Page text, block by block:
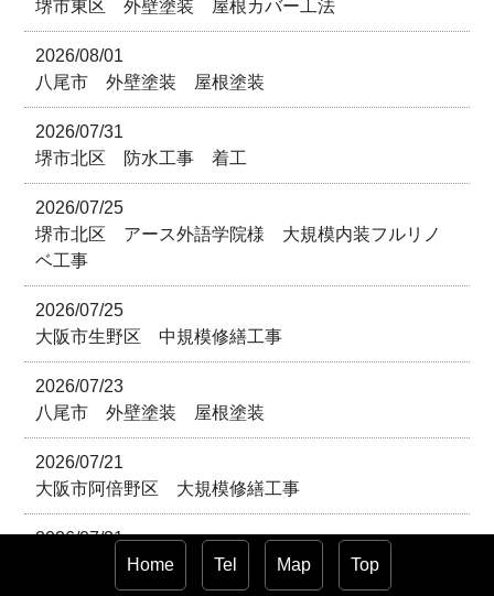
堺市東区 外壁塗装 屋根カバー工法
2026/08/01
八尾市 外壁塗装 屋根塗装
2026/07/31
堺市北区 防水工事 着工
2026/07/25
堺市北区 アース外語学院様 大規模内装フルリノ
ベ工事
2026/07/25
大阪市生野区 中規模修繕工事
2026/07/23
八尾市 外壁塗装 屋根塗装
2026/07/21
大阪市阿倍野区 大規模修繕工事
2026/07/21
堺市中区 駐車場ガレージ鉄部塗装
Home Tel Map Top